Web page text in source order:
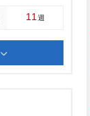
11 週